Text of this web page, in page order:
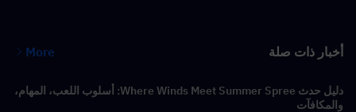
أخبار ذات صلة More
دليل حدث Where Winds Meet Summer Spree: أسلوب اللعب، المهام،
والمكافآت